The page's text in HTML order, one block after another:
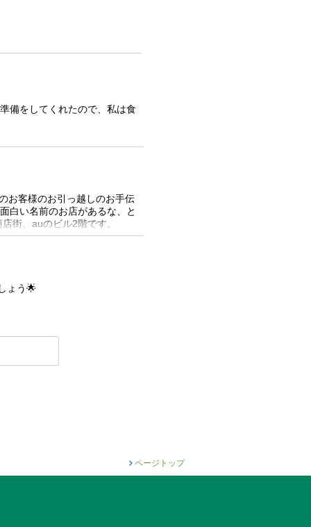
備をしてくれたので、私は食
お客様のお引っ越しのお手伝
白い名前のお店があるな、と
街、auのビル2階です。
ょう🌟
ページトップ